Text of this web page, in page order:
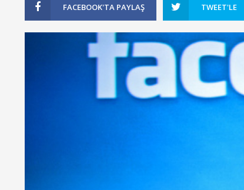
FACEBOOK'TA PAYLAŞ TWEET'LE